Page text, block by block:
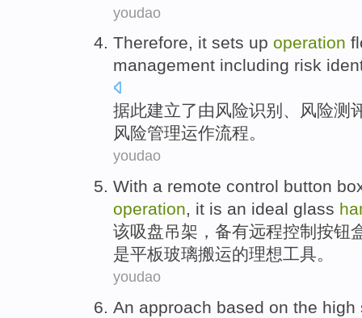
youdao
Therefore, it sets up operation
management including risk
据此建立了由 风险识别 、风险测
风险管理运作流程。
youdao
With a remote control button
operation, it is an ideal glass
该吸盘吊架，备有远程控制 按钮
是平板玻璃搬运的理想工具。
youdao
An approach based on the high